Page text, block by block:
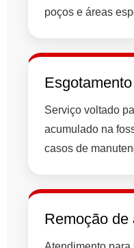
poços e áreas
Serviço voltado
acumulado na
casos de
Remoção de